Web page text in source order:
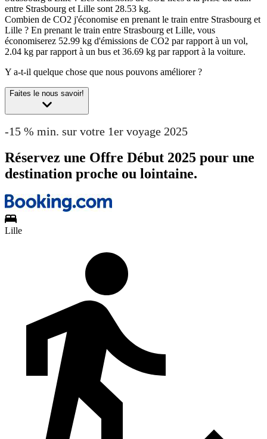
entre Strasbourg et Lille sont 28.53 kg.
Combien de CO2 j'économise en prenant le train entre Strasbourg et
Lille ? En prenant le train entre Strasbourg et Lille, vous
économiserez 52.99 kg d'émissions de CO2 par rapport à un vol,
2.04 kg par rapport à un bus et 36.69 kg par rapport à la voiture.
Y a-t-il quelque chose que nous pouvons améliorer ?
Faites le nous savoir!
-15 % min. sur votre 1er voyage 2025
Réservez une Offre Début 2025 pour une
destination proche ou lointaine.
Lille